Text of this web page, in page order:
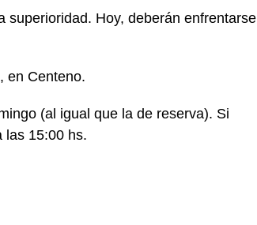
superioridad. Hoy, deberán enfrentarse
en Centeno.
(al igual que la de reserva). Si
las 15:00 hs.